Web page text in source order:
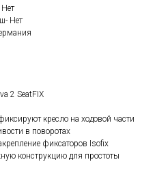
Нет
2 SeatFIX
кресло на ходовой части
в поворотах
фиксаторов Isofix
конструкцию для простоты